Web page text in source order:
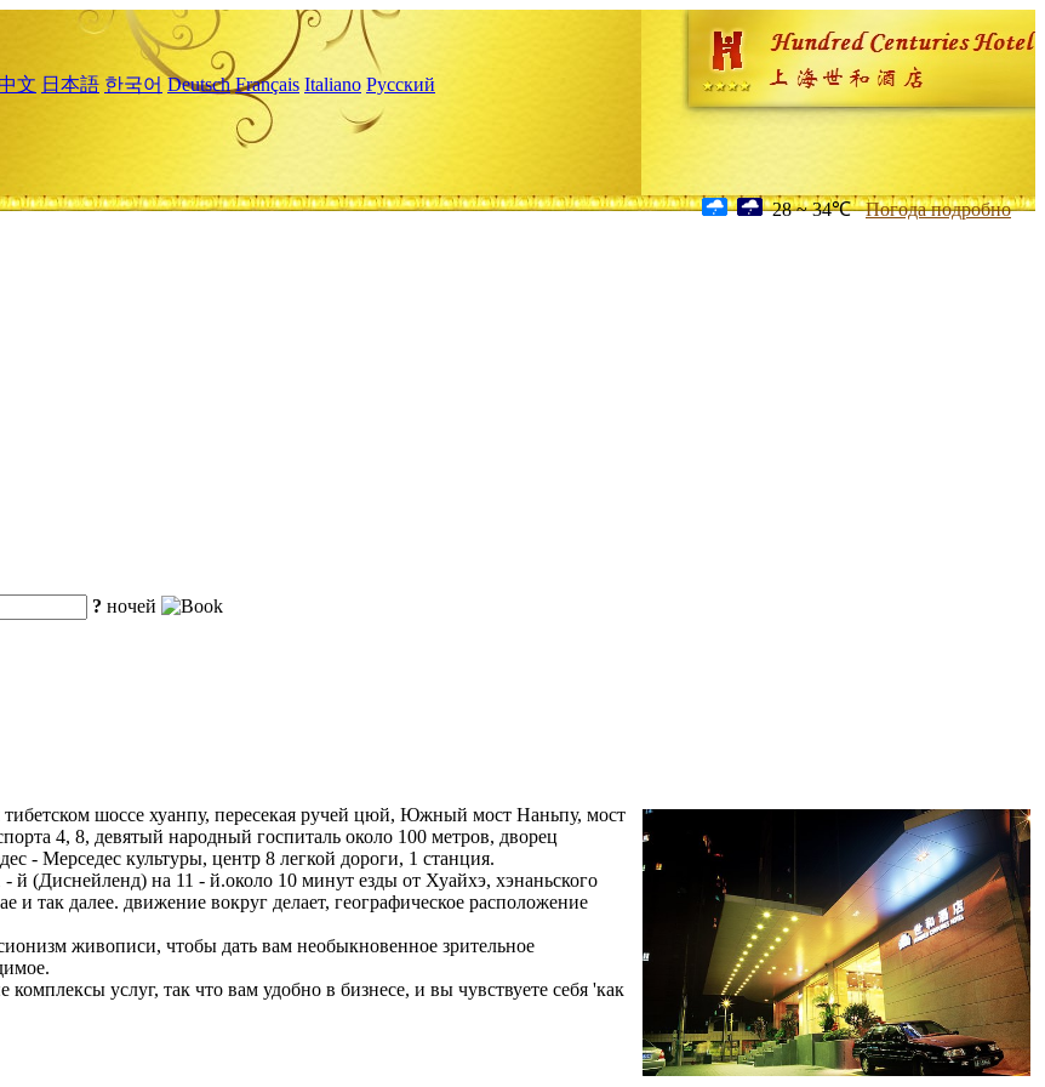
文 日本語 한국어 Deutsch Français Italiano Русский
28 ~ 34℃ Погода подробно
? ночей
шоссе хуанпу, пересекая ручей цюй, Южный мост Наньпу, мост
4, 8, девятый народный госпиталь около 100 метров, дворец
- Мерседес культуры, центр 8 легкой дороги, 1 станция.
(Диснейленд) на 11 - й.около 10 минут езды от Хуайхэ, хэнаньского
так далее. движение вокруг делает, географическое расположение
живописи, чтобы дать вам необыкновенное зрительное
услуг, так что вам удобно в бизнесе, и вы чувствуете себя 'как